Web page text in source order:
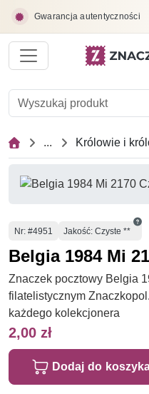
Gwarancja autentyczności
... Królowie i
Numer
Nr: #4951 Jakość: Czyste **
Belgia 1984 Mi
Znaczek pocztowy Belgia
filatelistycznym
każdego kolekcjonera
2,00 zł
Dodaj do